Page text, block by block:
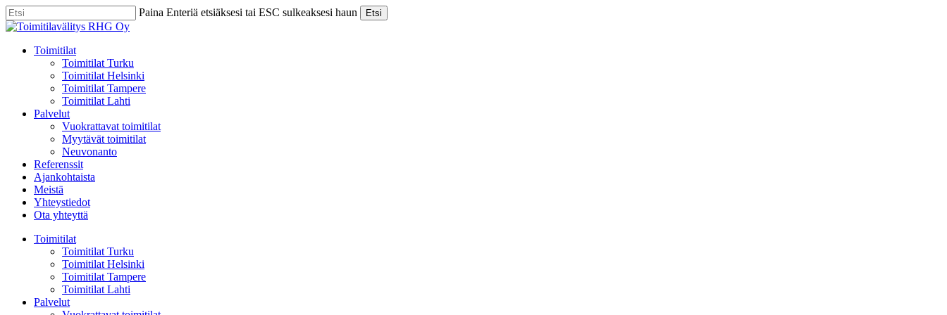
Skip
to
content
Paina Enteriä etsiäksesi tai ESC sulkeaksesi haun Etsi
Close
Menu
Toimitilat
Toimitilat Turku
Toimitilat Helsinki
Toimitilat Tampere
Toimitilat Lahti
Palvelut
Vuokrattavat toimitilat
Myytävät toimitilat
Neuvonanto
Referenssit
Ajankohtaista
Meistä
Yhteystiedot
Ota yhteyttä
Toimitilat
Toimitilat Turku
Toimitilat Helsinki
Toimitilat Tampere
Toimitilat Lahti
Palvelut